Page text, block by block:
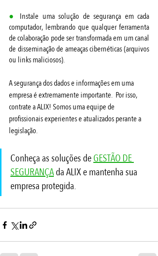
● Instale uma solução de segurança em cada
computador, lembrando que qualquer ferramenta
de colaboração pode ser transformada em um canal
de disseminação de ameaças cibernéticas (arquivos
ou links maliciosos).
A segurança dos dados e informações em uma
empresa é extremamente importante.  Por isso,
contrate a ALIX! Somos uma equipe de
profissionais experientes e atualizados perante a
legislação.
Conheça as soluções de GESTÃO DE
SEGURANÇA da ALIX e mantenha sua
empresa protegida.